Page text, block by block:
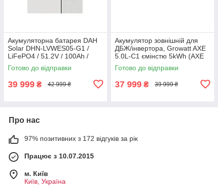
Акумуляторна батарея DAH
Solar DHN-LVWES05-G1 /
LiFePO4 / 51.2V / 100Ah /
5120Wh White
Готово до відправки
39 999 ₴ 42 999 ₴
Акумулятор зовнішній для
ДБЖ/інвертора, Growatt AXE
5.0L-C1 ємінстю 5kWh (AXE
5.0L-C1)
Готово до відправки
37 999 ₴ 39 999 ₴
Про нас
97% позитивних з 172 відгуків за рік
Працює з 10.07.2015
м. Київ
Київ, Україна